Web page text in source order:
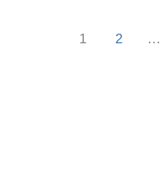
1 2 …